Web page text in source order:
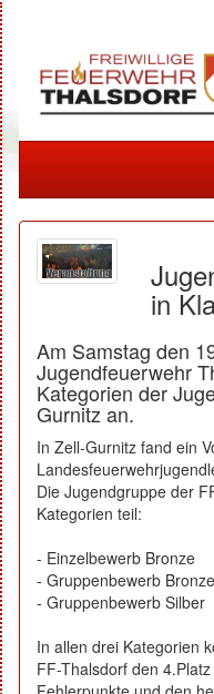
in
Am Samstag den
Jugendfeuerwehr
Kategorien der
Gurnitz an.
In Zell-Gurnitz fand ein
Die Jugendgruppe der
Kategorien teil:
- Einzelbewerb Bronze
- Gruppenbewerb Bronze
- Gruppenbewerb Silber
In allen drei Kategorien
FF-Thalsdorf den